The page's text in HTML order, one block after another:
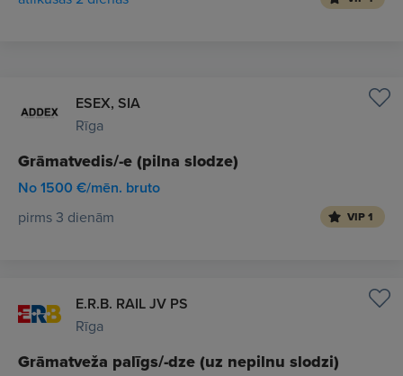
ESEX, SIA
Rīga
Grāmatvedis/-e (pilna slodze)
No 1500 €/mēn. bruto
pirms 3 dienām VIP 1
E.R.B. RAIL JV PS
Rīga
Grāmatveža palīgs/-dze (uz nepilnu slodzi)